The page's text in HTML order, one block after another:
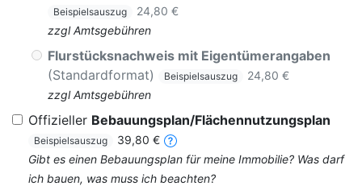
Beispielsauszug
24,80 €
zzgl Amtsgebühren
Flurstücksnachweis mit Eigentümerangaben
(Standardformat)
Beispielsauszug
24,80 €
zzgl Amtsgebühren
Offizieller Bebauungsplan/Flächennutzungsplan
Beispielsauszug
39,80 €
Gibt es einen Bebauungsplan für meine Immobilie? Was darf
ich bauen, was muss ich beachten?